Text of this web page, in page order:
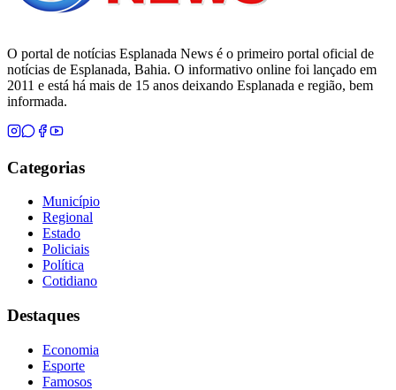
O portal de notícias Esplanada News é o primeiro portal oficial de
notícias de Esplanada, Bahia. O informativo online foi lançado em
2011 e está há mais de 15 anos deixando Esplanada e região, bem
informada.
Categorias
Município
Regional
Estado
Policiais
Política
Cotidiano
Destaques
Economia
Esporte
Famosos